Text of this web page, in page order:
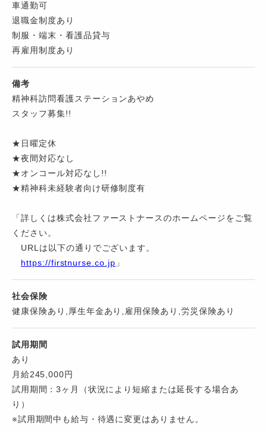
車通勤可
退職金制度あり
制服・端末・看護品貸与
再雇用制度あり
備考
精神科訪問看護ステーションあやめ
スタッフ募集!!
★日曜定休
★夜間対応なし
★オンコール対応なし!!
★精神科未経験者向け研修制度有
「詳しくは株式会社ファーストナースのホームページをご覧
ください。
URLは以下の通りでございます。
https://firstnurse.co.jp 」
社会保険
健康保険あり,厚生年金あり,雇用保険あり,労災保険あり
試用期間
あり
月給245,000円
試用期間：3ヶ月（状況により短縮または延長する場合あ
り）
※試用期間中も給与・待遇に変更はありません。